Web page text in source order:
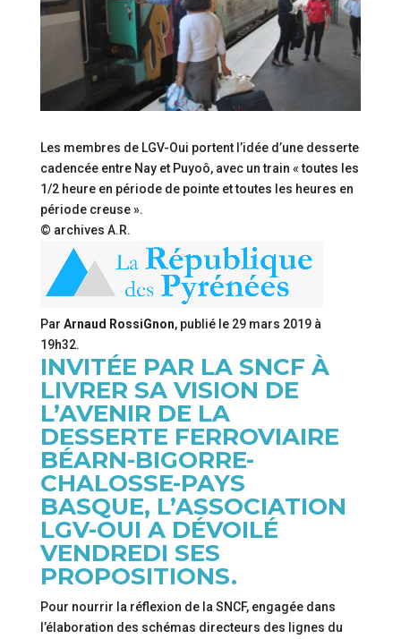
Les membres de LGV-Oui portent l’idée d’une desserte
cadencée entre Nay et Puyoô, avec un train « toutes les
1/2 heure en période de pointe et toutes les heures en
période creuse ».
© archives A.R.
Par Arnaud RossiGnon, publié le 29 mars 2019 à
19h32.
INVITÉE PAR LA SNCF À
LIVRER SA VISION DE
L’AVENIR DE LA
DESSERTE FERROVIAIRE
BÉARN-BIGORRE-
CHALOSSE-PAYS
BASQUE, L’ASSOCIATION
LGV-OUI A DÉVOILÉ
VENDREDI SES
PROPOSITIONS.
Pour nourrir la réflexion de la SNCF, engagée dans
l’élaboration des schémas directeurs des lignes du